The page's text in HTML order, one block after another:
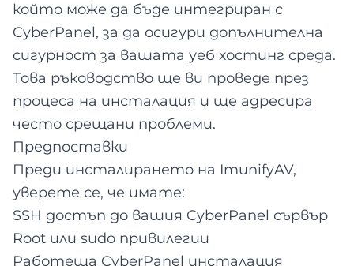
който може да бъде интегриран с
CyberPanel, за да осигури допълнителна
сигурност за вашата уеб хостинг среда.
Това ръководство ще ви проведе през
процеса на инсталация и ще адресира
често срещани проблеми.
Предпоставки
Преди инсталирането на ImunifyAV,
уверете се, че имате:
SSH достъп до вашия CyberPanel сървър
Root или sudo привилегии
Работеща CyberPanel инсталация